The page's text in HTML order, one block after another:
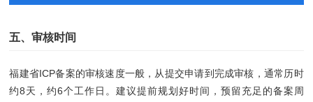
五、审核时间
福建省ICP备案的审核速度一般，从提交申请到完成审核，通常历时
约8天，约6个工作日。建议提前规划好时间，预留充足的备案周